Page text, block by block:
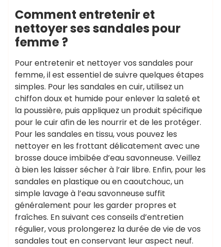
Comment entretenir et
nettoyer ses sandales pour
femme ?
Pour entretenir et nettoyer vos sandales pour
femme, il est essentiel de suivre quelques étapes
simples. Pour les sandales en cuir, utilisez un
chiffon doux et humide pour enlever la saleté et
la poussière, puis appliquez un produit spécifique
pour le cuir afin de les nourrir et de les protéger.
Pour les sandales en tissu, vous pouvez les
nettoyer en les frottant délicatement avec une
brosse douce imbibée d’eau savonneuse. Veillez
à bien les laisser sécher à l’air libre. Enfin, pour les
sandales en plastique ou en caoutchouc, un
simple lavage à l’eau savonneuse suffit
généralement pour les garder propres et
fraîches. En suivant ces conseils d’entretien
régulier, vous prolongerez la durée de vie de vos
sandales tout en conservant leur aspect neuf.